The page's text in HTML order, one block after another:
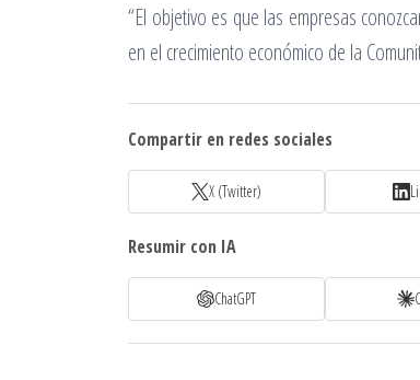
“El objetivo es que las empresas
en el crecimiento económico de la
Compartir en redes sociales
X (Twitter)
Resumir con IA
ChatGPT